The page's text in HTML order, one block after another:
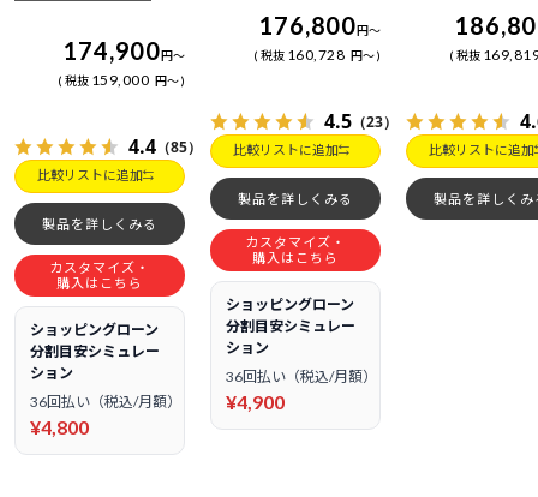
174,900円～
税抜 159,000 円～
4.4 （85）
比較リストに追加
製品を詳しくみる
カスタマイズ・
購入はこちら
ショッピングローン
分割目安シミュレー
ション
36回払い（税込/月額）
¥4,800
176,800円～
税抜 160,728 円～
4.5 （23）
比較リストに追加
製品を詳しくみる
カスタマイズ・
購入はこちら
ショッピングローン
分割目安シミュレー
ション
36回払い（税込/月額）
¥4,900
税抜
比較リストに追加
製品を詳しくみ